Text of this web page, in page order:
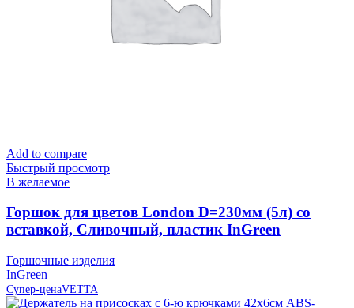
Add to compare
Быстрый просмотр
В желаемое
Горшок для цветов London D=230мм (5л) со
вставкой, Сливочный, пластик InGreen
Горшочные изделия
InGreen
Супер-ценаVETTA